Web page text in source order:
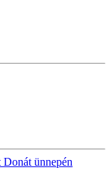
Donát ünnepén